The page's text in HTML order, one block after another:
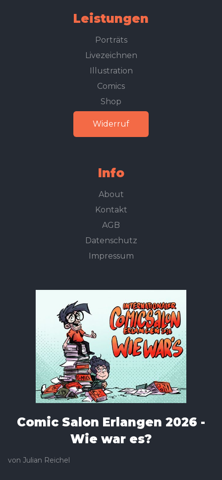
Leistungen
Porträts
Livezeichnen
Illustration
Comics
Shop
Widerruf
Info
About
Kontakt
AGB
Datenschutz
Impressum
Comic Salon Erlangen 2026 -
Wie war es?
von Julian Reichel